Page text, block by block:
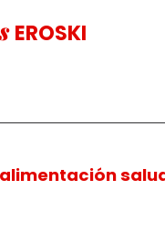
EROSKI
alimentación
primer semestre
la facturación
ventas brutas en el